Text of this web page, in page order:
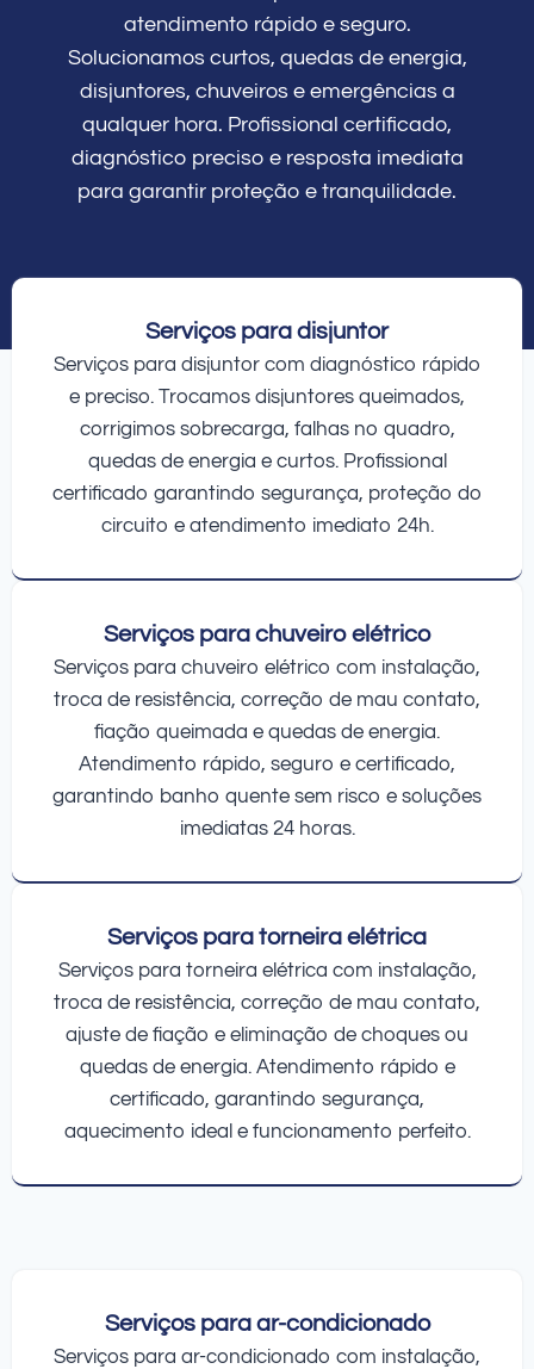
atendimento rápido e seguro.
Solucionamos curtos, quedas de energia,
disjuntores, chuveiros e emergências a
qualquer hora. Profissional certificado,
diagnóstico preciso e resposta imediata
para garantir proteção e tranquilidade.
Serviços para disjuntor
Serviços para disjuntor com diagnóstico rápido
e preciso. Trocamos disjuntores queimados,
corrigimos sobrecarga, falhas no quadro,
quedas de energia e curtos. Profissional
certificado garantindo segurança, proteção do
circuito e atendimento imediato 24h.
Serviços para chuveiro elétrico
Serviços para chuveiro elétrico com instalação,
troca de resistência, correção de mau contato,
fiação queimada e quedas de energia.
Atendimento rápido, seguro e certificado,
garantindo banho quente sem risco e soluções
imediatas 24 horas.
Serviços para torneira elétrica
Serviços para torneira elétrica com instalação,
troca de resistência, correção de mau contato,
ajuste de fiação e eliminação de choques ou
quedas de energia. Atendimento rápido e
certificado, garantindo segurança,
aquecimento ideal e funcionamento perfeito.
Serviços para ar-condicionado
Serviços para ar-condicionado com instalação,